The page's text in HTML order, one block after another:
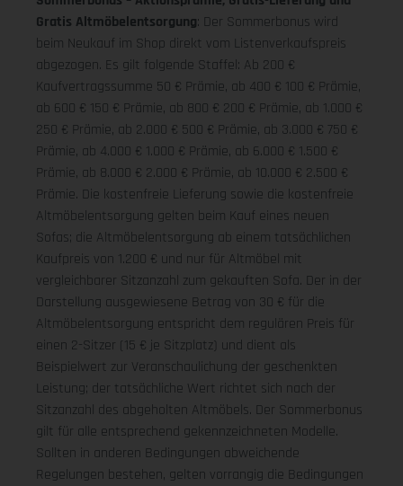
Gratis Altmöbelentsorgung: Der Sommerbonus wird
beim Neukauf im Shop direkt vom Listenverkaufspreis
abgezogen. Es gilt folgende Staffel: Ab 200 €
Kaufvertragssumme 50 € Prämie, ab 400 € 100 € Prämie,
ab 600 € 150 € Prämie, ab 800 € 200 € Prämie, ab 1.000 €
250 € Prämie, ab 2.000 € 500 € Prämie, ab 3.000 € 750 €
Prämie, ab 4.000 € 1.000 € Prämie, ab 6.000 € 1.500 €
Prämie, ab 8.000 € 2.000 € Prämie, ab 10.000 € 2.500 €
Prämie. Die kostenfreie Lieferung sowie die kostenfreie
Altmöbelentsorgung gelten beim Kauf eines neuen
Sofas; die Altmöbelentsorgung ab einem tatsächlichen
Kaufpreis von 1.200 € und nur für Altmöbel mit
vergleichbarer Sitzanzahl zum gekauften Sofa. Der in der
Darstellung ausgewiesene Betrag von 30 € für die
Altmöbelentsorgung entspricht dem regulären Preis für
einen 2-Sitzer (15 € je Sitzplatz) und dient als
Beispielwert zur Veranschaulichung der geschenkten
Leistung; der tatsächliche Wert richtet sich nach der
Sitzanzahl des abgeholten Altmöbels. Der Sommerbonus
gilt für alle entsprechend gekennzeichneten Modelle.
Sollten in anderen Bedingungen abweichende
Regelungen bestehen, gelten vorrangig die Bedingungen